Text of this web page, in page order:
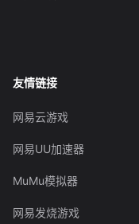
友情链接
网易云游戏
网易UU加速器
MuMu模拟器
网易发烧游戏